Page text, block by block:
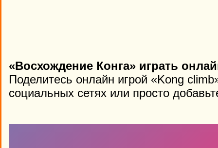
«Восхождение Конга» играть
Поделитесь онлайн игрой «Kong
социальных сетях или просто